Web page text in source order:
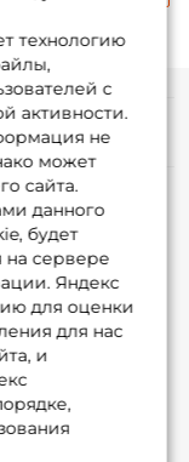
технологию
с
активности.
не
может
сайта.
данного
будет
на сервере
Яндекс
для оценки
для нас
и